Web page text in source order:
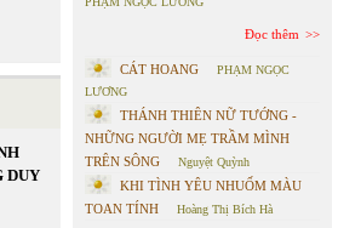
DUY
Đọc thêm
CÁT HOANG
PHẠM NGỌC
LƯƠNG
THÁNH THIÊN NỮ TƯỚNG -
NHỮNG NGƯỜI MẸ TRẦM MÌNH
TRÊN SÔNG
Nguyệt Quỳnh
KHI TÌNH YÊU NHUỐM MÀU
TOAN TÍNH
Hoàng Thị Bích Hà